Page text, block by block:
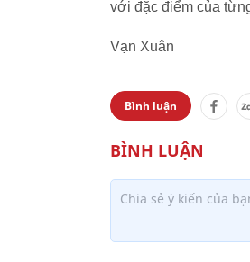
với đặc điểm của
Vạn Xuân
Bình luận